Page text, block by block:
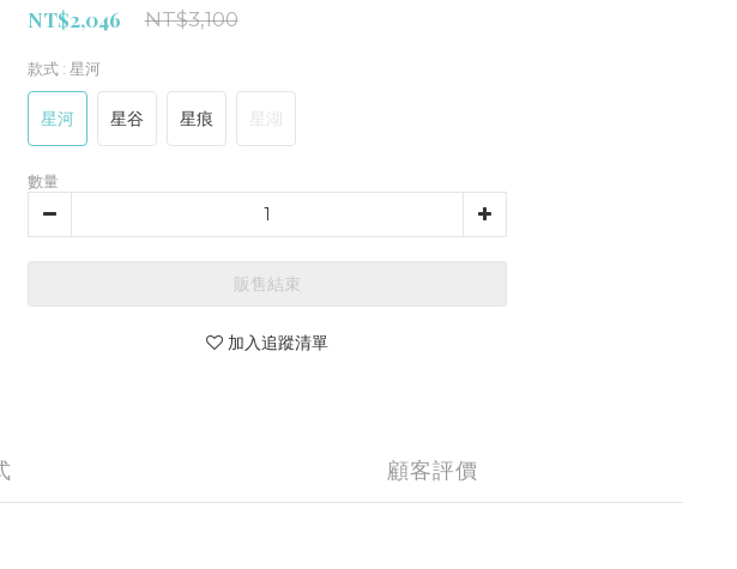
NT$3,100
NT$2,046
款式 : 星河
星河 星谷 星痕 星湖
數量
販售結束
加入追蹤清單
顧客評價